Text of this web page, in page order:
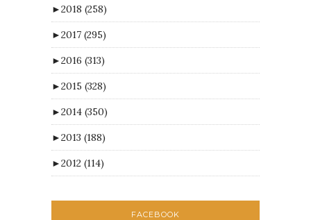
►2018 (258)
►2017 (295)
►2016 (313)
►2015 (328)
►2014 (350)
►2013 (188)
►2012 (114)
FACEBOOK